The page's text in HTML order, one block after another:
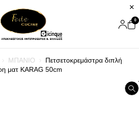
0
ΜΠΑΝΙΟ
Πετσετοκρεμάστρα διπλή
ματ KARAG 50cm